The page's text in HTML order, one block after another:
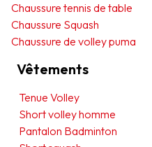
Chaussure tennis de table
Chaussure Squash
Chaussure de volley puma
Vêtements
Tenue Volley
Short volley homme
Pantalon Badminton